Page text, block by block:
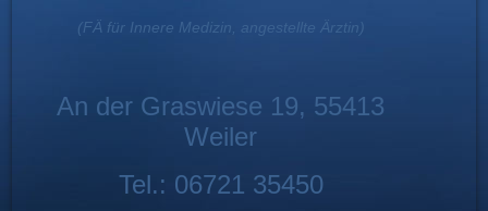
(FÄ für Innere Medizin, angestellte Ärztin)
An der Graswiese 19, 55413
Weiler
Tel.: 06721 35450